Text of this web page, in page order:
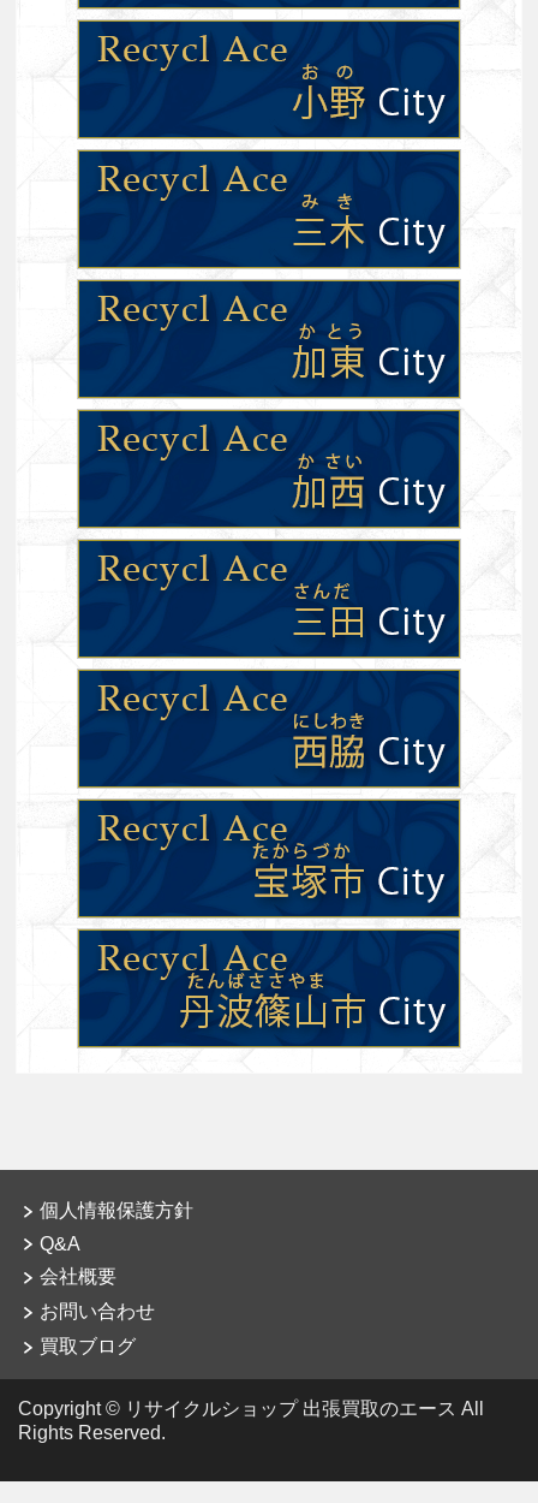
個人情報保護方針
Q&A
会社概要
お問い合わせ
買取ブログ
Copyright © リサイクルショップ 出張買取のエース All
Rights Reserved.